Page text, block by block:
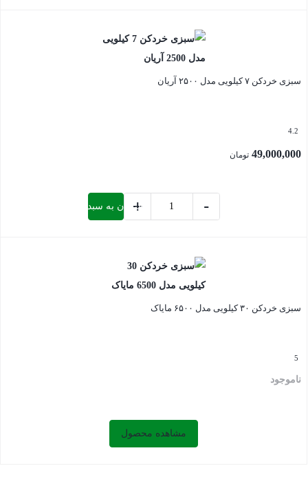
کیلویی
مدل
4500
سبزی خردکن ۷ کیلویی مدل ۲۵۰۰ آریان
4.2
49,000,000 تومان
کیلویی
مدل
2500
-
+
افزودن به سبد خرید
سبزی خردکن ۳۰ کیلویی مدل ۶۵۰۰ مایاک
5
ناموجود
مشاهده محصول